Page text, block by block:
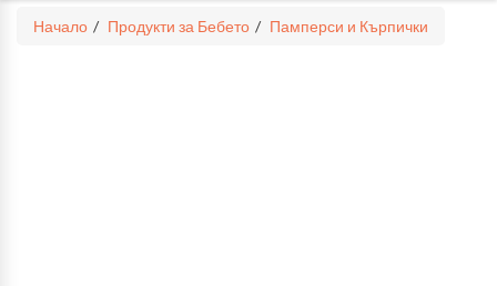
Начало Продукти за Бебето Памперси и Кърпички